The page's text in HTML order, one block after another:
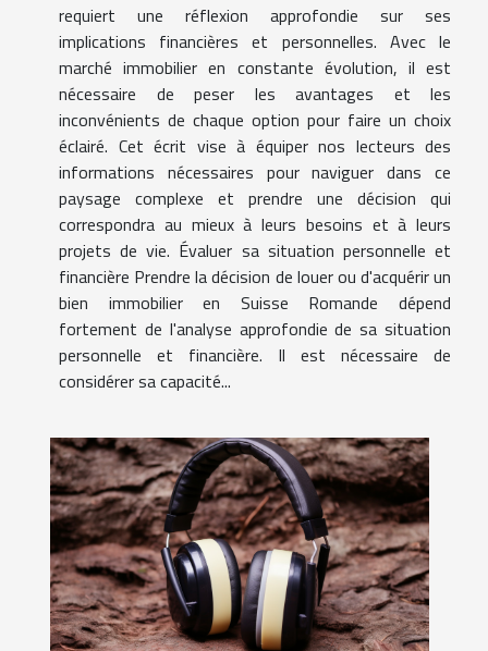
requiert une réflexion approfondie sur ses
implications financières et personnelles. Avec le
marché immobilier en constante évolution, il est
nécessaire de peser les avantages et les
inconvénients de chaque option pour faire un choix
éclairé. Cet écrit vise à équiper nos lecteurs des
informations nécessaires pour naviguer dans ce
paysage complexe et prendre une décision qui
correspondra au mieux à leurs besoins et à leurs
projets de vie. Évaluer sa situation personnelle et
financière Prendre la décision de louer ou d'acquérir un
bien immobilier en Suisse Romande dépend
fortement de l'analyse approfondie de sa situation
personnelle et financière. Il est nécessaire de
considérer sa capacité...